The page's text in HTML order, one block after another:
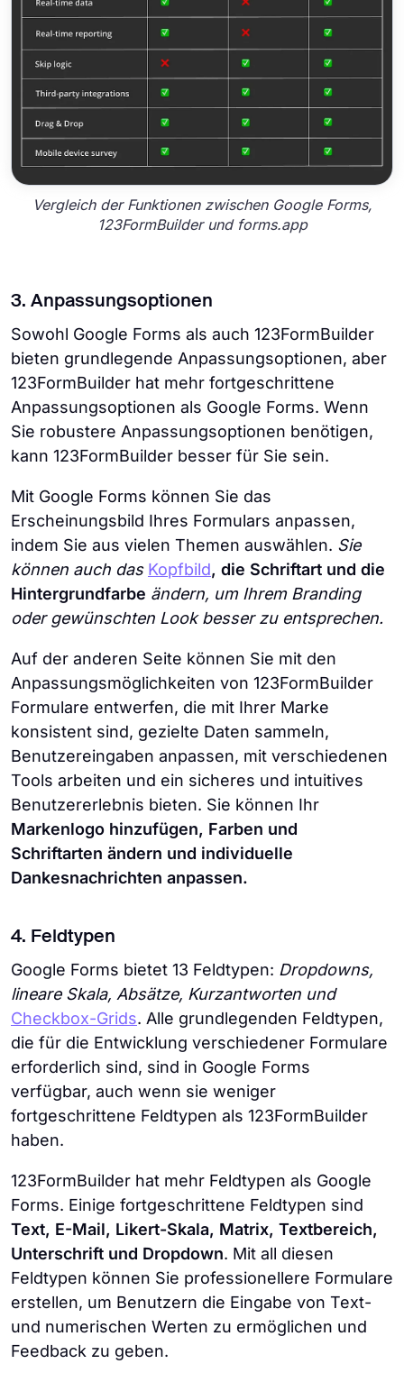
Vergleich der Funktionen zwischen Google Forms,
123FormBuilder und forms.app
3. Anpassungsoptionen
Sowohl Google Forms als auch 123FormBuilder
bieten grundlegende Anpassungsoptionen, aber
123FormBuilder hat mehr fortgeschrittene
Anpassungsoptionen als Google Forms. Wenn
Sie robustere Anpassungsoptionen benötigen,
kann 123FormBuilder besser für Sie sein.
Mit Google Forms können Sie das
Erscheinungsbild Ihres Formulars anpassen,
indem Sie aus vielen Themen auswählen. Sie
können auch das Kopfbild, die Schriftart und die
Hintergrundfarbe ändern, um Ihrem Branding
oder gewünschten Look besser zu entsprechen.
Auf der anderen Seite können Sie mit den
Anpassungsmöglichkeiten von 123FormBuilder
Formulare entwerfen, die mit Ihrer Marke
konsistent sind, gezielte Daten sammeln,
Benutzereingaben anpassen, mit verschiedenen
Tools arbeiten und ein sicheres und intuitives
Benutzererlebnis bieten. Sie können Ihr
Markenlogo hinzufügen, Farben und
Schriftarten ändern und individuelle
Dankesnachrichten anpassen.
4. Feldtypen
Google Forms bietet 13 Feldtypen: Dropdowns,
lineare Skala, Absätze, Kurzantworten und
Checkbox-Grids. Alle grundlegenden Feldtypen,
die für die Entwicklung verschiedener Formulare
erforderlich sind, sind in Google Forms
verfügbar, auch wenn sie weniger
fortgeschrittene Feldtypen als 123FormBuilder
haben.
123FormBuilder hat mehr Feldtypen als Google
Forms. Einige fortgeschrittene Feldtypen sind
Text, E-Mail, Likert-Skala, Matrix, Textbereich,
Unterschrift und Dropdown. Mit all diesen
Feldtypen können Sie professionellere Formulare
erstellen, um Benutzern die Eingabe von Text-
und numerischen Werten zu ermöglichen und
Feedback zu geben.